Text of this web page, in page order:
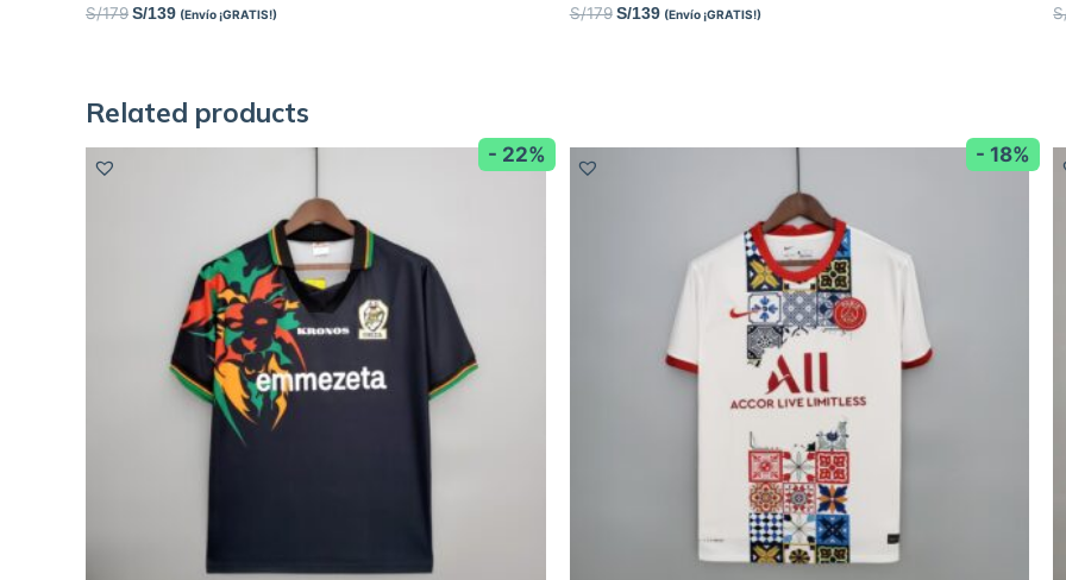
S/179 S/139 (Envío ¡GRATIS!) S/179 S/139 (Envío ¡GRATIS!)
Related products
- 22% - 18%